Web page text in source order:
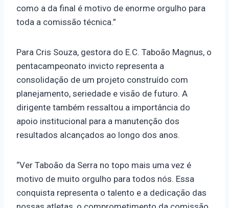
como a da final é motivo de enorme orgulho para
toda a comissão técnica.”
Para Cris Souza, gestora do E.C. Taboão Magnus, o
pentacampeonato invicto representa a
consolidação de um projeto construído com
planejamento, seriedade e visão de futuro. A
dirigente também ressaltou a importância do
apoio institucional para a manutenção dos
resultados alcançados ao longo dos anos.
“Ver Taboão da Serra no topo mais uma vez é
motivo de muito orgulho para todos nós. Essa
conquista representa o talento e a dedicação das